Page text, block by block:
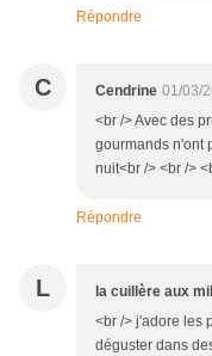
Répondre
C Cendrine 01/03/
<br /> Avec des
gourmands n'ont
nuit<br /> <br />
Répondre
L la cuillère aux
<br /> j'adore les
déguster dans